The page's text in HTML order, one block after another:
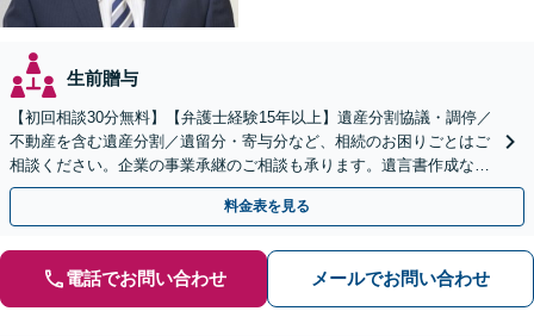
生前贈与
【初回相談30分無料】【弁護士経験15年以上】遺産分割協議・調停／
不動産を含む遺産分割／遺留分・寄与分など、相続のお困りごとはご
相談ください。企業の事業承継のご相談も承ります。遺言書作成など
生前対策もサポート【烏丸駅3分】【Web面談可】
料金表を見る
電話でお問い合わせ メールでお問い合わせ